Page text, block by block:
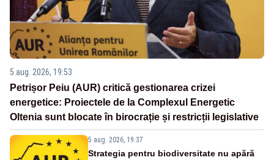
5 aug. 2026, 19:53
Petrișor Peiu (AUR) critică gestionarea crizei
energetice: Proiectele de la Complexul Energetic
Oltenia sunt blocate în birocrație și restricții legislative
5 aug. 2026, 19:37
Strategia pentru biodiversitate nu apără